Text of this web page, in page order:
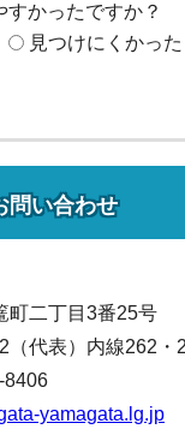
すかったですか？
見つけにくかった
問い合わせ
二丁目3番25号
代表） 内線262・
8406
yamagata.lg.jp